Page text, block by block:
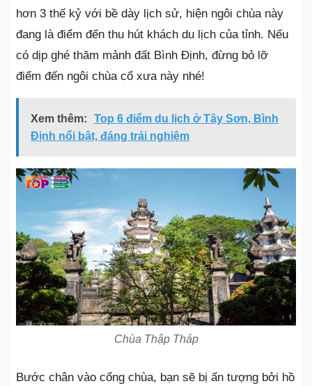
hơn 3 thế kỷ với bề dày lịch sử, hiện ngôi chùa này
đang là điểm đến thu hút khách du lịch của tỉnh. Nếu
có dịp ghé thăm mảnh đất Bình Định, đừng bỏ lỡ
điểm đến ngôi chùa cổ xưa này nhé!
Xem thêm:
Top 6 điểm du lịch ở Tây Sơn, Bình
Định nổi bật, đáng trải nghiệm
Chùa Thập Tháp
Bước chân vào cổng chùa, bạn sẽ bị ấn tượng bởi hồ